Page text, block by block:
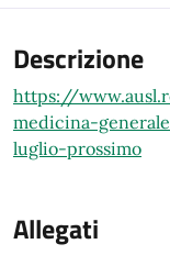
Descrizione
https://
medicina-
luglio-prossimo
Allegati